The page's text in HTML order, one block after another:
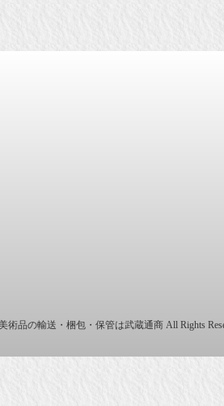
品の輸送・梱包・保管は武蔵通商 All Rights